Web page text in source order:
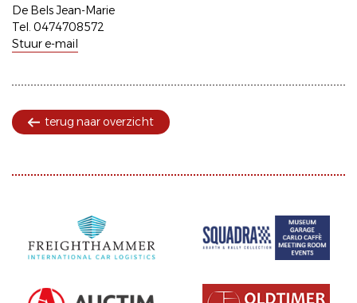
De Bels Jean-Marie
Tel. 0474708572
Stuur e-mail
terug naar overzicht